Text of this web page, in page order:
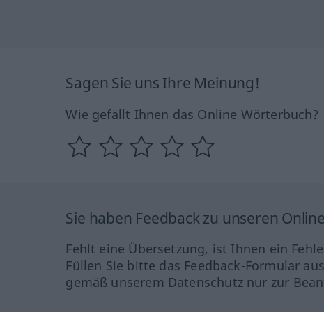
Sagen Sie uns Ihre Meinung!
Wie gefällt Ihnen das Online Wörterbuch?
Sie haben Feedback zu unseren
Fehlt eine Übersetzung, ist Ihnen ein
Füllen Sie bitte das Feedback-Formular
gemäß unserem Datenschutz nur zur